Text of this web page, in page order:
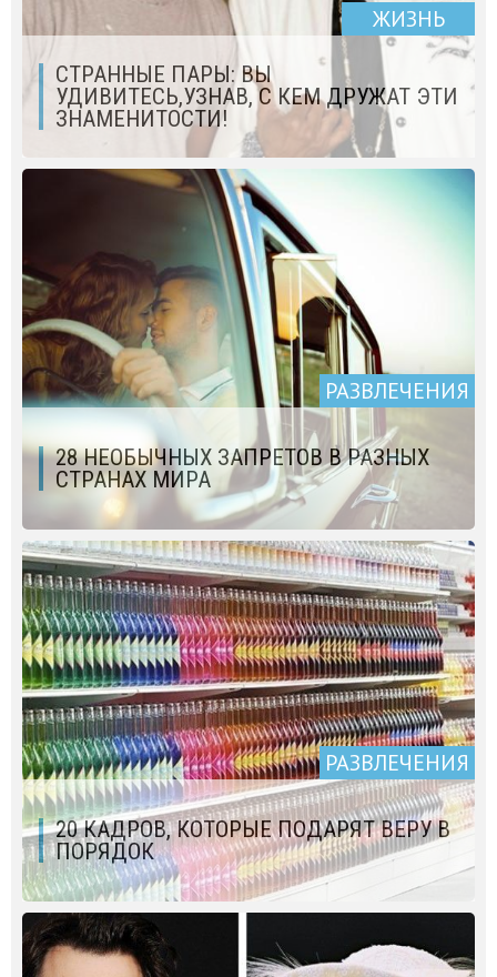
ЖИЗНЬ
СТРАННЫЕ ПАРЫ: ВЫ
УДИВИТЕСЬ,УЗНАВ, С КЕМ ДРУЖАТ ЭТИ
ЗНАМЕНИТОСТИ!
РАЗВЛЕЧЕНИЯ
28 НЕОБЫЧНЫХ ЗАПРЕТОВ В РАЗНЫХ
СТРАНАХ МИРА
РАЗВЛЕЧЕНИЯ
20 КАДРОВ, КОТОРЫЕ ПОДАРЯТ ВЕРУ В
ПОРЯДОК